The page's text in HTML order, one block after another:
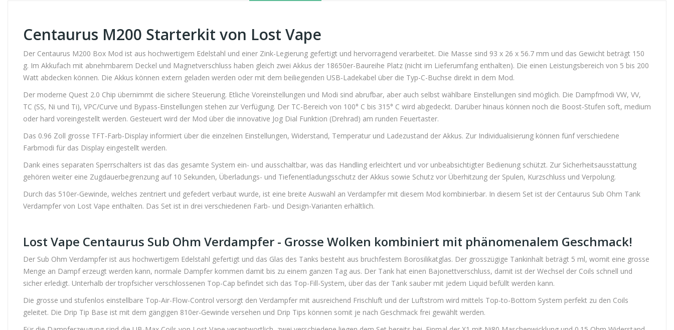
Centaurus M200 Starterkit von Lost Vape
Der Centaurus M200 Box Mod ist aus hochwertigem Edelstahl und einer Zink-Legierung gefertigt und hervorragend verarbeitet. Die Masse sind 93 x 26 x 56.7 mm und das Gewicht beträgt 150
g. Im Akkufach mit abnehmbarem Deckel und Magnetverschluss haben gleich zwei Akkus der 18650er-Baureihe Platz (nicht im Lieferumfang enthalten). Die einen Leistungsbereich von 5 bis 200
Watt abdecken können. Die Akkus können extern geladen werden oder mit dem beiliegenden USB-Ladekabel über die Typ-C-Buchse direkt in dem Mod.
Der moderne Quest 2.0 Chip übernimmt die sichere Steuerung. Etliche Voreinstellungen und Modi sind abrufbar, aber auch selbst wählbare Einstellungen sind möglich. Die Dampfmodi VW, VV,
TC (SS, Ni und Ti), VPC/Curve und Bypass-Einstellungen stehen zur Verfügung. Der TC-Bereich von 100° C bis 315° C wird abgedeckt. Darüber hinaus können noch die Boost-Stufen soft, medium
oder hard voreingestellt werden. Gesteuert wird der Mod über die innovative Jog Dial Funktion (Drehrad) am runden Feuertaster.
Das 0.96 Zoll grosse TFT-Farb-Display informiert über die einzelnen Einstellungen, Widerstand, Temperatur und Ladezustand der Akkus. Zur Individualisierung können fünf verschiedene
Farbmodi für das Display eingestellt werden.
Dank eines separaten Sperrschalters ist das das gesamte System ein- und ausschaltbar, was das Handling erleichtert und vor unbeabsichtigter Bedienung schützt. Zur Sicherheitsausstattung
gehören weiter eine Zugdauerbegrenzung auf 10 Sekunden, Überladungs- und Tiefenentladungsschutz der Akkus sowie Schutz vor Überhitzung der Spulen, Kurzschluss und Verpolung.
Durch das 510er-Gewinde, welches zentriert und gefedert verbaut wurde, ist eine breite Auswahl an Verdampfer mit diesem Mod kombinierbar. In diesem Set ist der Centaurus Sub Ohm Tank
Verdampfer von Lost Vape enthalten. Das Set ist in drei verschiedenen Farb- und Design-Varianten erhältlich.
Lost Vape Centaurus Sub Ohm Verdampfer - Grosse Wolken kombiniert mit phänomenalem Geschmack!
Der Sub Ohm Verdampfer ist aus hochwertigem Edelstahl gefertigt und das Glas des Tanks besteht aus bruchfestem Borosilikatglas. Der grosszügige Tankinhalt beträgt 5 ml, womit eine grosse
Menge an Dampf erzeugt werden kann, normale Dampfer kommen damit bis zu einem ganzen Tag aus. Der Tank hat einen Bajonettverschluss, damit ist der Wechsel der Coils schnell und
sicher erledigt. Unterhalb der tropfsicher verschlossenen Top-Cap befindet sich das Top-Fill-System, über das der Tank sauber mit jedem Liquid befüllt werden kann.
Die grosse und stufenlos einstellbare Top-Air-Flow-Control versorgt den Verdampfer mit ausreichend Frischluft und der Luftstrom wird mittels Top-to-Bottom System perfekt zu den Coils
geleitet. Die Drip Tip Base ist mit dem gängigen 810er-Gewinde versehen und Drip Tips können somit je nach Geschmack frei gewählt werden.